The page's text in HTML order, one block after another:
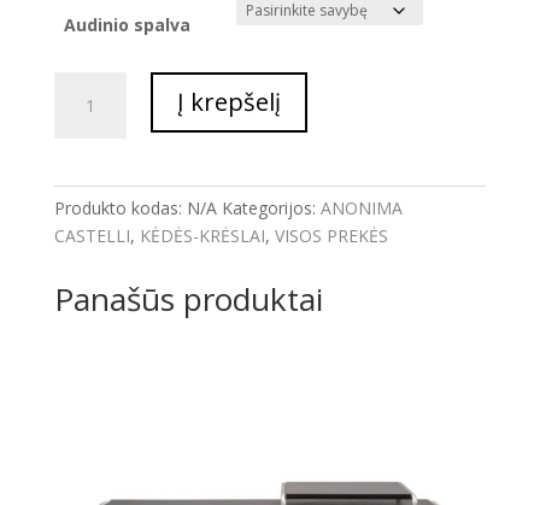
Audinio spalva
kiekis:
Į krepšelį
Produkto kodas: N/A Kategorijos: ANONIMA
CASTELLI, KĖDĖS-KRĖSLAI, VISOS PREKĖS
Panašūs produktai